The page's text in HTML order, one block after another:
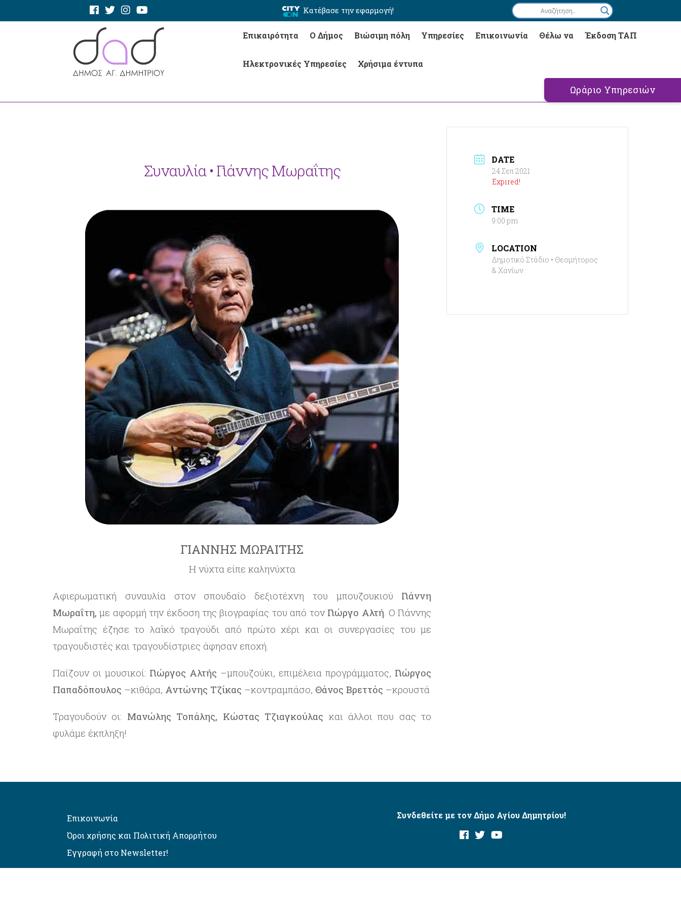
Κατέβασε την εφαρμογή!
Επικαιρότητα Ο Δήμος Βιώσιμη πόλη Υπηρεσίες Επικοινωνία Θέλω να Έκδοση ΤΑΠ
Ηλεκτρονικές Υπηρεσίες Χρήσιμα έντυπα
Ωράριο Υπηρεσιών
Συναυλία • Γιάννης Μωραΐτης
ΓΙΑΝΝΗΣ ΜΩΡΑΙΤΗΣ
Η νύχτα είπε καληνύχτα
Αφιερωματική συναυλία στον σπουδαίο δεξιοτέχνη του μπουζουκιού Γιάννη
Μωραΐτη, με αφορμή την έκδοση της βιογραφίας του από τον Γιώργο Αλτή. Ο Γιάννης
Μωραΐτης έζησε το λαϊκό τραγούδι από πρώτο χέρι και οι συνεργασίες του με
τραγουδιστές και τραγουδίστριες άφησαν εποχή.
Παίζουν οι μουσικοί: Γιώργος Αλτής –μπουζούκι, επιμέλεια προγράμματος, Γιώργος
Παπαδόπουλος –κιθάρα, Αντώνης Τζίκας –κοντραμπάσο, Θάνος Βρεττός –κρουστά
Τραγουδούν οι: Μανώλης Τοπάλης, Κώστας Τζιαγκούλας και άλλοι που σας το
φυλάμε έκπληξη!
DATE
24 Σεπ 2021
Expired!
TIME
9:00 pm
LOCATION
Δημοτικό Στάδιο • Θεομήτορος
& Χανίων
Επικοινωνία
Όροι χρήσης και Πολιτική Απορρήτου
Εγγραφή στο Newsletter!
Συνδεθείτε με τον Δήμο Αγίου Δημητρίου!